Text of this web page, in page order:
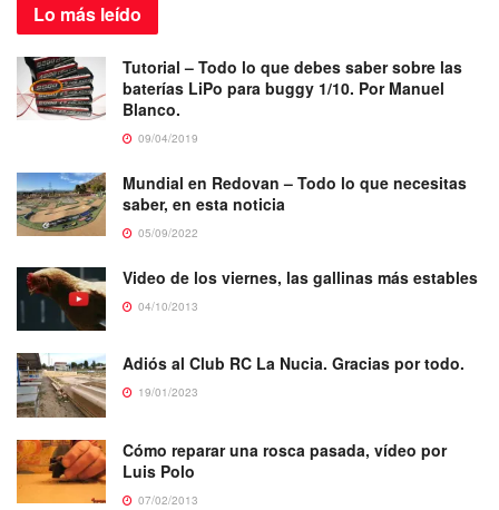
Lo más leído
Tutorial – Todo lo que debes saber sobre las
baterías LiPo para buggy 1/10. Por Manuel
Blanco.
09/04/2019
Mundial en Redovan – Todo lo que necesitas
saber, en esta noticia
05/09/2022
Video de los viernes, las gallinas más estables
04/10/2013
Adiós al Club RC La Nucia. Gracias por todo.
19/01/2023
Cómo reparar una rosca pasada, vídeo por
Luis Polo
07/02/2013